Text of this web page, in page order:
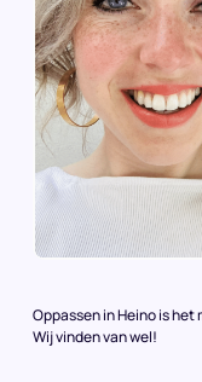
Oppassen in Heino is
Wij vinden van wel!